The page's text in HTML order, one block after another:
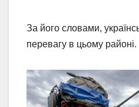
За його словами,
перевагу в цьому районі.